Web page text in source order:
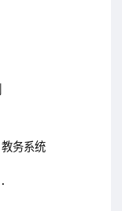
教务系统